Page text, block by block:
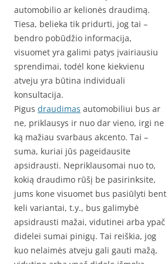
automobilio ar kelionės draudimą.
Tiesa, belieka tik pridurti, jog tai –
bendro pobūdžio informacija,
visuomet yra galimi patys įvairiausiu
sprendimai, todėl kone kiekvienu
atveju yra būtina individuali
konsultacija.
Pigus draudimas automobiliui bus ar
ne, priklausys ir nuo dar vieno, irgi ne
ką mažiau svarbaus akcento. Tai –
suma, kuriai jūs pageidausite
apsidrausti. Nepriklausomai nuo to,
kokią draudimo rūšį be pasirinksite,
jums kone visuomet bus pasiūlyti bent
keli variantai, t.y., bus galimybė
apsidrausti mažai, vidutinei arba ypač
didelei sumai pinigų. Tai reiškia, jog
kuo nelaimės atveju gali gauti mažą,